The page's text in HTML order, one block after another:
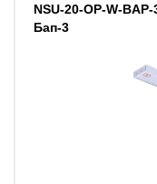
NSU-20-OP-W-
Бап-3